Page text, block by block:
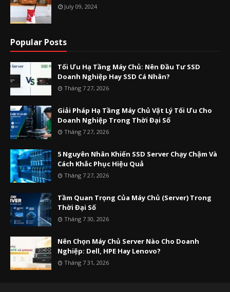
July 09, 2024
Popular Posts
Tối Ưu Hạ Tầng Máy Chủ: Nên Đầu Tư SSD
Doanh Nghiệp Hay SSD Cá Nhân?
Tháng 7 27, 2026
Giải Pháp Hạ Tầng Máy Chủ Vật Lý Tối Ưu Cho
Doanh Nghiệp Trong Thời Đại Số
Tháng 7 27, 2026
5 Nguyên Nhân Khiến SSD Server Chạy Chậm Và
Cách Khắc Phục Hiệu Quả
Tháng 7 27, 2026
Tầm Quan Trọng Của Máy Chủ (Server) Trong
Thời Đại Số
Tháng 7 30, 2026
Nên Chọn Máy Chủ Server Nào Cho Doanh
Nghiệp: Dell, HPE Hay Lenovo?
Tháng 7 31, 2026